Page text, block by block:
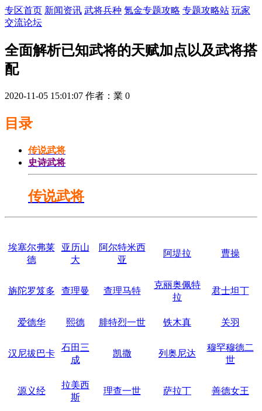
专区首页 新闻资讯 武将兵种 氪金专题攻略 专题攻略站 玩家
交流论坛
全面解析已知武将的天赋加点以及武将搭
配
2020-11-05 15:01:07 作者：業 0
目录
传说武将
史诗武将
传说武将
埃塞尔弗莱
德
亚历山
大
阿尔特米西
亚
阿堤拉 曹操
旃陀罗笈多 查理曼 查理马特
克丽奥佩特
拉
君士坦丁
爱德华 熙德 腓特烈一世 铁木真 关羽
汉尼拔巴卡
石田三
成
凯撒 列奥尼达
穆罕穆德二
世
源义经
拉美西
斯
理查一世 萨拉丁 善德女王